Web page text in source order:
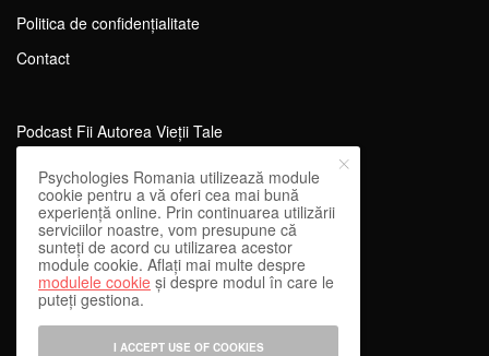
Politica de confidențialitate
Contact
Podcast Fii Autorea Vieții Tale
Evenimente Fii Autoarea Vieții Tale!
SportEdu
Antrenament Mental pentru Sportivi
Learning Network
WEnough
Reward & Engage
Psychologies Romania utilizează module
cookie pentru a vă oferi cea mai bună
experiență online. Prin continuarea utilizării
serviciilor noastre, vom presupune că
sunteți de acord cu utilizarea acestor
module cookie. Aflați mai multe despre
modulele cookie și despre modul în care le
puteți gestiona.
I ACCEPT USE OF COOKIES